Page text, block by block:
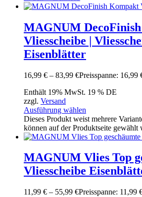
MAGNUM
Vliesscheibe |
Eisenblätter
16,99 € – 83,99 €Preisspanne: 16,99
Enthält 19% MwSt. 19 % DE
zzgl. Versand
Ausführung wählen
Dieses Produkt weist mehrere
können auf der Produktseite gewählt
MAGNUM Vlies Top
Vliesscheibe
11,99 € – 55,99 €Preisspanne: 11,99